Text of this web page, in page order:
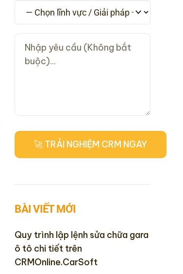
BÀI VIẾT MỚI
Quy trình lập lệnh sửa chữa gara
ô tô chi tiết trên
CRMOnline.CarSoft